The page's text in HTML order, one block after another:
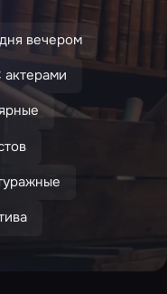
вечером
актерами